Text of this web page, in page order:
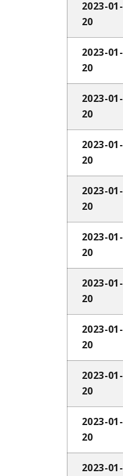
2023-01-
20
2023-01-
20
2023-01-
20
2023-01-
20
2023-01-
20
2023-01-
20
2023-01-
20
2023-01-
20
2023-01-
20
2023-01-
20
2023-01-